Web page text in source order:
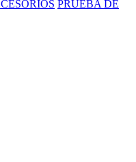
PRUEBA DE